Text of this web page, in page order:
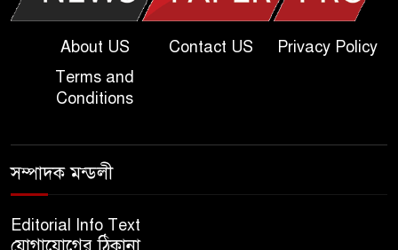
২০২৫ | KU C Unit Admission
Question
About US Contact US
Privacy Policy
Terms and
Conditions
সম্পাদক মন্ডলী
Editorial Info Text